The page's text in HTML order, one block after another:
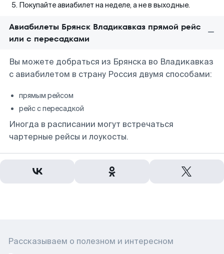
Покупайте авиабилет на неделе, а не в выходные.
Авиабилеты Брянск Владикавказ прямой рейс
или с пересадками
Вы можете добраться из Брянска во Владикавказ
с авиабилетом в страну Россия двумя способами:
прямым рейсом
рейс с пересадкой
Иногда в расписании могут встречаться
чартерные рейсы и лоукосты.
Рассказываем о полезном и интересном